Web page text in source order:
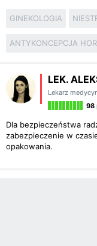
GINEKOLOGIA
LEK.
Lekarz
98
Dla bezpieczeństwa
zabezpieczenie w
opakowania.